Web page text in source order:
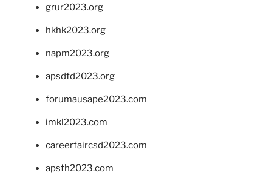
grur2023.org
hkhk2023.org
napm2023.org
apsdfd2023.org
forumausape2023.com
imkl2023.com
careerfaircsd2023.com
apsth2023.com